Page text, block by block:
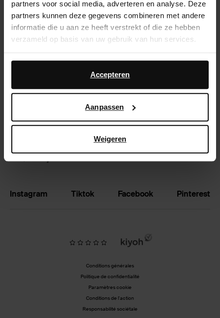
partners voor social media, adverteren en analyse. Deze
partners kunnen deze gegevens combineren met andere
informatie die u aan ze heeft verstrekt of die ze hebben
verzameld op basis van uw gebruik van hun services.
Daarnaast werken wij samen met Google voor
advertentie- en meetdoeleinden. Meer informatie over
hoe Google uw persoonsgegevens gebruikt, vindt u op
Accepteren
Aanpassen
Weigeren
À propos de Sacha
Livraison
Échanger et retourner
BE | Français
Instagram Tiktok Facebook Pinterest
Conditions générales
Politique de confidentialité
Paramètres cookie
Conditions de l'action
Responsabilité sociétale